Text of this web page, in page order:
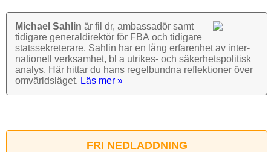
Michael Sahlin är fil dr, ambassadör samt
tidigare general­direktör för FBA och tidigare
stats­sekre­terare. Sahlin har en lång erfarenhet av inter­
nationell verk­samhet, bl a utrikes- och säkerhets­politisk
analys. Här hittar du hans regel­bundna reflek­tioner över
omvärlds­läget. Läs mer »
FRI NEDLADDNING